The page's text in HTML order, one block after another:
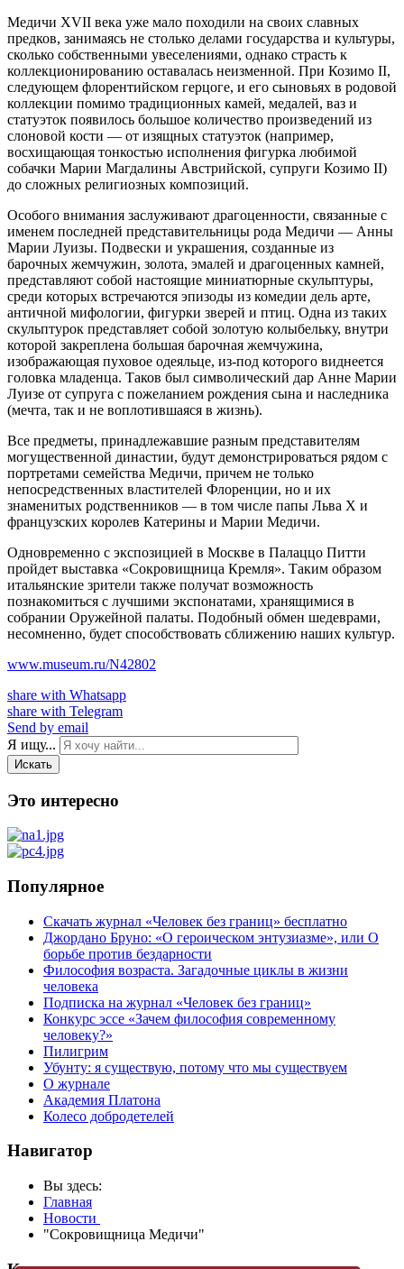
Медичи XVII века уже мало походили на своих славных
предков, занимаясь не столько делами государства и культуры,
сколько собственными увеселениями, однако страсть к
коллекционированию оставалась неизменной. При Козимо II,
следующем флорентийском герцоге, и его сыновьях в родовой
коллекции помимо традиционных камей, медалей, ваз и
статуэток появилось большое количество произведений из
слоновой кости — от изящных статуэток (например,
восхищающая тонкостью исполнения фигурка любимой
собачки Марии Магдалины Австрийской, супруги Козимо II)
до сложных религиозных композиций.
Особого внимания заслуживают драгоценности, связанные с
именем последней представительницы рода Медичи — Анны
Марии Луизы. Подвески и украшения, созданные из
барочных жемчужин, золота, эмалей и драгоценных камней,
представляют собой настоящие миниатюрные скульптуры,
среди которых встречаются эпизоды из комедии дель арте,
античной мифологии, фигурки зверей и птиц. Одна из таких
скульптурок представляет собой золотую колыбельку, внутри
которой закреплена большая барочная жемчужина,
изображающая пуховое одеяльце, из-под которого виднеется
головка младенца. Таков был символический дар Анне Марии
Луизе от супруга с пожеланием рождения сына и наследника
(мечта, так и не воплотившаяся в жизнь).
Все предметы, принадлежавшие разным представителям
могущественной династии, будут демонстрироваться рядом с
портретами семейства Медичи, причем не только
непосредственных властителей Флоренции, но и их
знаменитых родственников — в том числе папы Льва X и
французских королев Катерины и Марии Медичи.
Одновременно с экспозицией в Москве в Палаццо Питти
пройдет выставка «Сокровищница Кремля». Таким образом
итальянские зрители также получат возможность
познакомиться с лучшими экспонатами, хранящимися в
собрании Оружейной палаты. Подобный обмен шедеврами,
несомненно, будет способствовать сближению наших культур.
www.museum.ru/N42802
share with Whatsapp
share with Telegram
Send by email
Я ищу...
Искать
Это интересно
Популярное
Скачать журнал «Человек без границ» бесплатно
Джордано Бруно: «О героическом энтузиазме», или О
борьбе против бездарности
Философия возраста. Загадочные циклы в жизни
человека
Подписка на журнал «Человек без границ»
Конкурс эссе «Зачем философия современному
человеку?»
Пилигрим
Убунту: я существую, потому что мы существуем
О журнале
Академия Платона
Колесо добродетелей
Навигатор
Вы здесь:
Главная
Новости
"Cокровищница Медичи"